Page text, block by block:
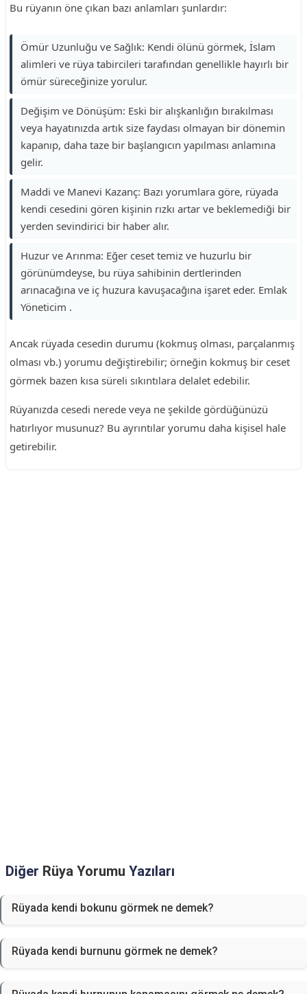
Bu rüyanın öne çıkan bazı anlamları şunlardır:
Ömür Uzunluğu ve Sağlık: Kendi ölünü görmek, İslam
alimleri ve rüya tabircileri tarafından genellikle hayırlı bir
ömür süreceğinize yorulur.
Değişim ve Dönüşüm: Eski bir alışkanlığın bırakılması
veya hayatınızda artık size faydası olmayan bir dönemin
kapanıp, daha taze bir başlangıcın yapılması anlamına
gelir.
Maddi ve Manevi Kazanç: Bazı yorumlara göre, rüyada
kendi cesedini gören kişinin rızkı artar ve beklemediği bir
yerden sevindirici bir haber alır.
Huzur ve Arınma: Eğer ceset temiz ve huzurlu bir
görünümdeyse, bu rüya sahibinin dertlerinden
arınacağına ve iç huzura kavuşacağına işaret eder. Emlak
Yöneticim .
Ancak rüyada cesedin durumu (kokmuş olması, parçalanmış
olması vb.) yorumu değiştirebilir; örneğin kokmuş bir ceset
görmek bazen kısa süreli sıkıntılara delalet edebilir.
Rüyanızda cesedi nerede veya ne şekilde gördüğünüzü
hatırlıyor musunuz? Bu ayrıntılar yorumu daha kişisel hale
getirebilir.
Diğer Rüya Yorumu Yazıları
Rüyada kendi bokunu görmek ne demek?
Rüyada kendi burnunu görmek ne demek?